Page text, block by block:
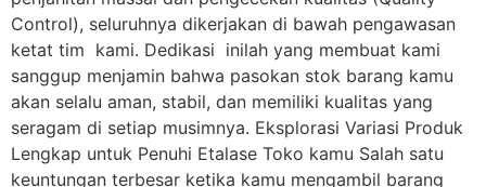
Control), seluruhnya dikerjakan di bawah pengawasan
ketat tim kami. Dedikasi inilah yang membuat kami
sanggup menjamin bahwa pasokan stok barang kamu
akan selalu aman, stabil, dan memiliki kualitas yang
seragam di setiap musimnya. Eksplorasi Variasi Produk
Lengkap untuk Penuhi Etalase Toko kamu Salah satu
keuntungan terbesar ketika kamu mengambil barang